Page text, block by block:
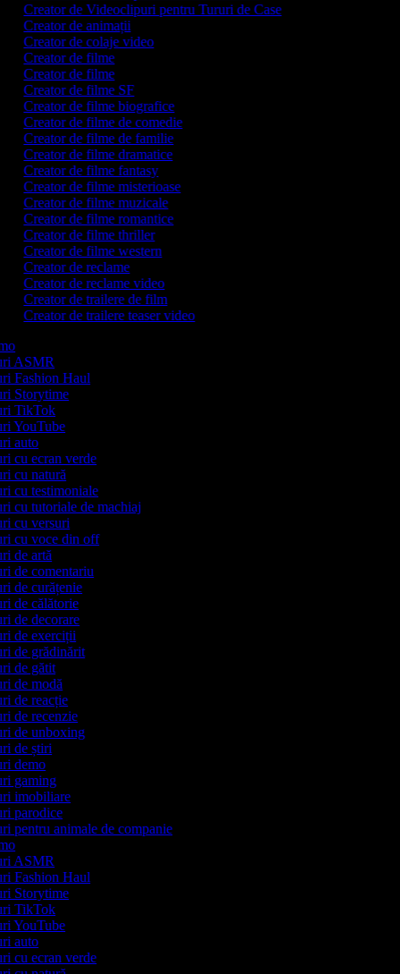
Creator de Videoclipuri pentru Tururi de Case
Creator de animații
Creator de colaje video
Creator de filme
Creator de filme
Creator de filme SF
Creator de filme biografice
Creator de filme de comedie
Creator de filme de familie
Creator de filme dramatice
Creator de filme fantasy
Creator de filme misterioase
Creator de filme muzicale
Creator de filme romantice
Creator de filme thriller
Creator de filme western
Creator de reclame
Creator de reclame video
Creator de trailere de film
Creator de trailere teaser video
ASMR
Fashion Haul
Storytime
TikTok
YouTube
auto
cu ecran verde
cu natură
cu testimoniale
cu tutoriale de machiaj
cu versuri
cu voce din off
de artă
de comentariu
de curățenie
de călătorie
de decorare
de exerciții
de grădinărit
de gătit
de modă
de reacție
de recenzie
de unboxing
de știri
demo
gaming
imobiliare
parodice
pentru animale de companie
ASMR
Fashion Haul
Storytime
TikTok
YouTube
auto
cu ecran verde